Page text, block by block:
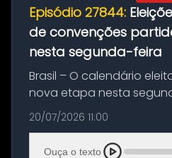
Episódio 27844:
de convenções
nesta segunda-feira
Brasil – O calendário
nova etapa nesta
início do período
partidárias. Até 5 de
federações poderão
20/07/2026 11:00
Ouça o texto